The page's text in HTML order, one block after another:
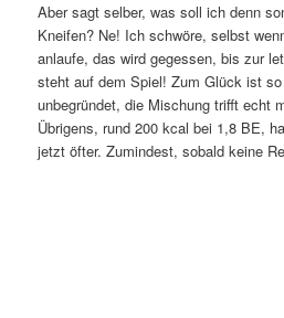
Aber sagt selber, was soll ich denn
Kneifen? Ne! Ich schwöre, selbst
anlaufe, das wird gegessen, bis zur
steht auf dem Spiel! Zum Glück ist
unbegründet, die Mischung trifft echt
Übrigens, rund 200 kcal bei 1,8 BE,
jetzt öfter. Zumindest, sobald keine